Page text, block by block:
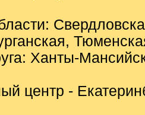
Ханты-
центр -